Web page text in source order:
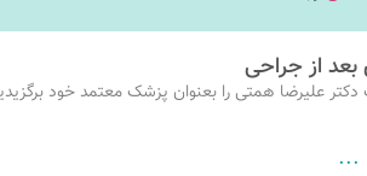
از جراحی
دکتر علیرضا همتی را بعنوان پزشک معتمد خود
...